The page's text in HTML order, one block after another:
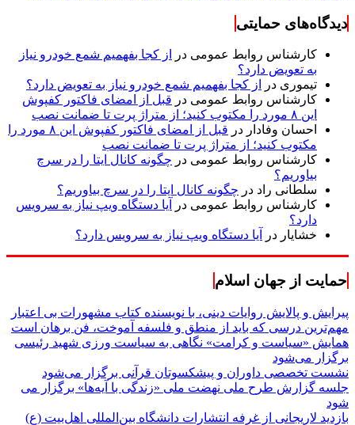
دیدگاه‌های حمایتی
کارشناس روابط عمومی در
از کجا بفهمیم شمع خودرو نیاز
به تعویض دارد؟
تیموری در
از کجا بفهمیم شمع خودرو نیاز به تعویض دارد؟
کارشناس روابط عمومی در قبل از امضای فاکتور کفپوش
این ۸ مورد را مکتوب کنید؛ از متراژ پرت تا ضمانت نصب
احسان وفادار در
قبل از امضای فاکتور کفپوش این ۸ مورد را
مکتوب کنید؛ از متراژ پرت تا ضمانت نصب
کارشناس روابط عمومی در چگونه کانال ایتا را در سرچ
بیاوریم؟
سلطانی راد در چگونه کانال ایتا را در سرچ بیاوریم؟
کارشناس روابط عمومی در
آیا دستگاه ویپ نیاز به سرویس
دارد؟
خشایار در آیا دستگاه ویپ نیاز به سرویس دارد؟
حمایت از جهان اسلام
پیرایش و پالایش روایات دینی، با نویسنده کتاب مشهورات بی اعتبار
مهم‌ترین درسی که باید از منطق و فلسفه آموخت، فن برهان است
همایش «سیاست و کرامت» نگاهی به سیاست ورزی شهید رئیسی
برگزار می‌شود
نشست تخصصی داوران و پیشکسوتان قرآنی برگزار می‌شود
جلسه گزارش طرح ملی نهضت ملی «زندگی با آیه‌ها» برگزار می
شود
بازدید لاریجانی از غرفه انتشارات دانشگاه بین‌المللی اهل‌بیت (ع)